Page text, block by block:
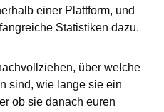
einer Plattform, und
Statistiken dazu.
über welche
sind, wie lange sie ein
ob sie danach euren